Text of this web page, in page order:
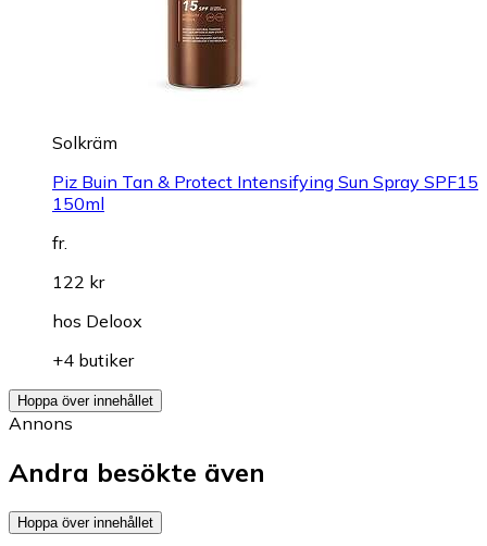
Solkräm
Piz Buin Tan & Protect Intensifying Sun Spray SPF15
150ml
fr.
122 kr
hos Deloox
+4 butiker
Hoppa över innehållet
Annons
Andra besökte även
Hoppa över innehållet